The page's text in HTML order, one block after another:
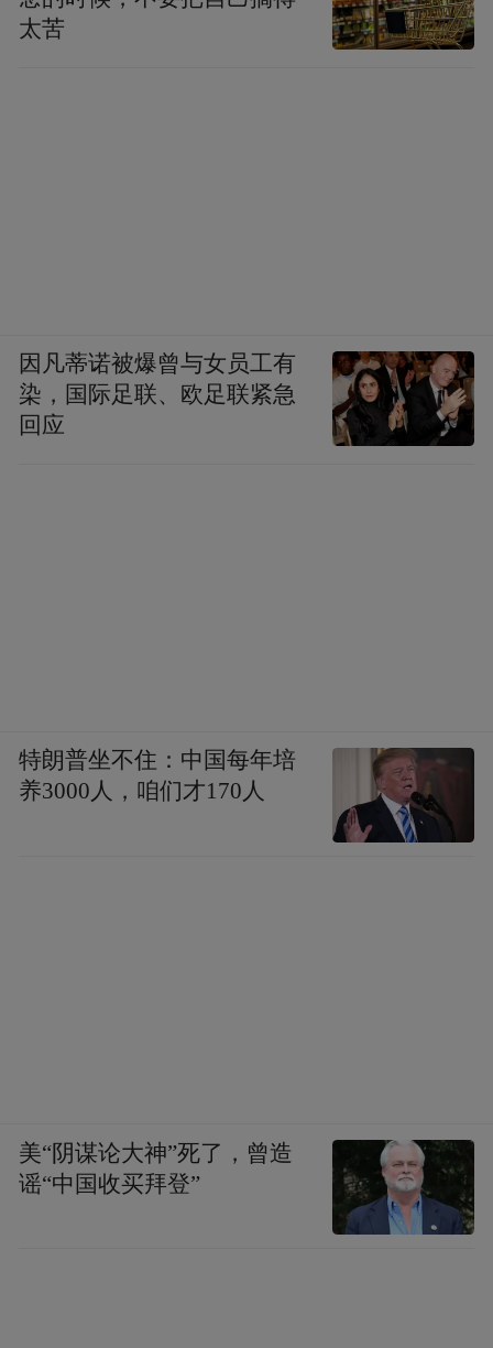
太苦
因凡蒂诺被爆曾与女员工有
染，国际足联、欧足联紧急
回应
特朗普坐不住：中国每年培
养3000人，咱们才170人
美“阴谋论大神”死了，曾造
谣“中国收买拜登”